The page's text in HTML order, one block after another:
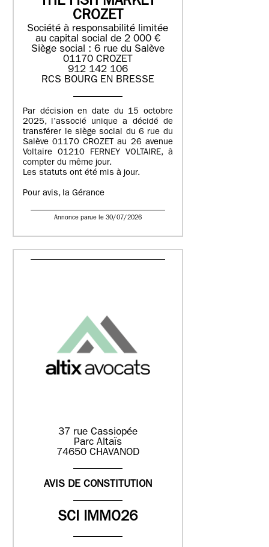
CROZET
Société à responsabilité limitée
au capital social de 2 000 €
Siège social : 6 rue du Salève
01170 CROZET
912 142 106
RCS BOURG EN BRESSE
Par décision en date du 15 octobre
2025, l’associé unique a décidé de
transférer le siège social du 6 rue du
Salève 01170 CROZET au 26 avenue
Voltaire 01210 FERNEY VOLTAIRE, à
compter du même jour.
Les statuts ont été mis à jour.
Pour avis, la Gérance
Annonce parue le 30/07/2026
37 rue Cassiopée
Parc Altaïs
74650 CHAVANOD
AVIS DE CONSTITUTION
SCI IMMO26